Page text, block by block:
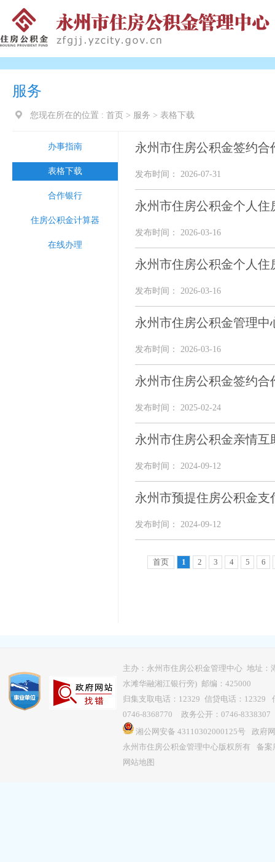
服务
您现在所在的位置 : 首页 > 服务 > 表格下载
办事指南
表格下载
合作银行
住房公积金计算器
在线办理
永州市住房公积金签约合
发布时间： 2026-07-31
永州市住房公积金个人
发布时间： 2026-03-16
永州市住房公积金个人
发布时间： 2026-03-16
永州市住房公积金管理中
发布时间： 2026-03-16
永州市住房公积金签约合
发布时间： 2025-02-24
永州市住房公积金亲情互
发布时间： 2024-09-12
永州市预提住房公积金
发布时间： 2024-09-12
首页 1 2 3 4 5 6
主办：永州市住房公积金管理中心 地址：
水滩华融湘江银行旁) 邮编：425000
归集支取电话：12329 信贷电话：12329
0746-8368770 政务公开：0746-8338307
湘公网安备 43110302000125号
政府
永州市住房公积金管理中心版权所有 备案
网站地图